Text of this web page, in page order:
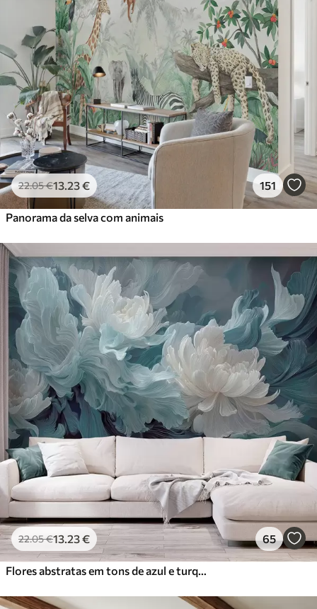
22.05€13 .23€ 151
Panorama da selva com animais
22.05€13 .23€ 65